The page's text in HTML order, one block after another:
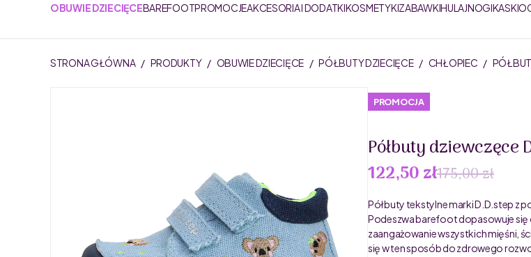
OBUWIE DZIECIĘCEBAREFOOTPROMOCJEAKCESORIA I DODATKIKOSMETYKIZABAWKIHULAJNOGIKASKI
STRONA GŁÓWNA / PRODUKTY / OBUWIE DZIECIĘCE / PÓŁBUTY DZIECIĘCE / CHŁOPIEC /
PROMOCJA
Półbuty dziewczęce
122,50 zł175,00 zł
Półbuty tekstylne marki D.D.step z
Podeszwa barefoot dopasowuje się
zaangażowanie wszystkich mięśni,
się w ten sposób do zdrowego